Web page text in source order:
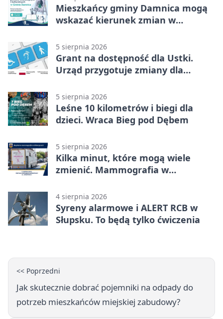
Mieszkańcy gminy Damnica mogą
wskazać kierunek zmian w
5 sierpnia 2026
Grant na dostępność dla Ustki.
Urząd przygotuje zmiany dla
5 sierpnia 2026
Leśne 10 kilometrów i biegi dla
dzieci. Wraca Bieg pod Dębem
5 sierpnia 2026
Kilka minut, które mogą wiele
zmienić. Mammografia w
4 sierpnia 2026
Syreny alarmowe i ALERT RCB w
Słupsku. To będą tylko ćwiczenia
<< Poprzedni
Jak skutecznie dobrać pojemniki na odpady do
potrzeb mieszkańców miejskiej zabudowy?